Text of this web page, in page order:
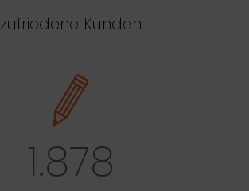
zufriedene Kunden
1.878